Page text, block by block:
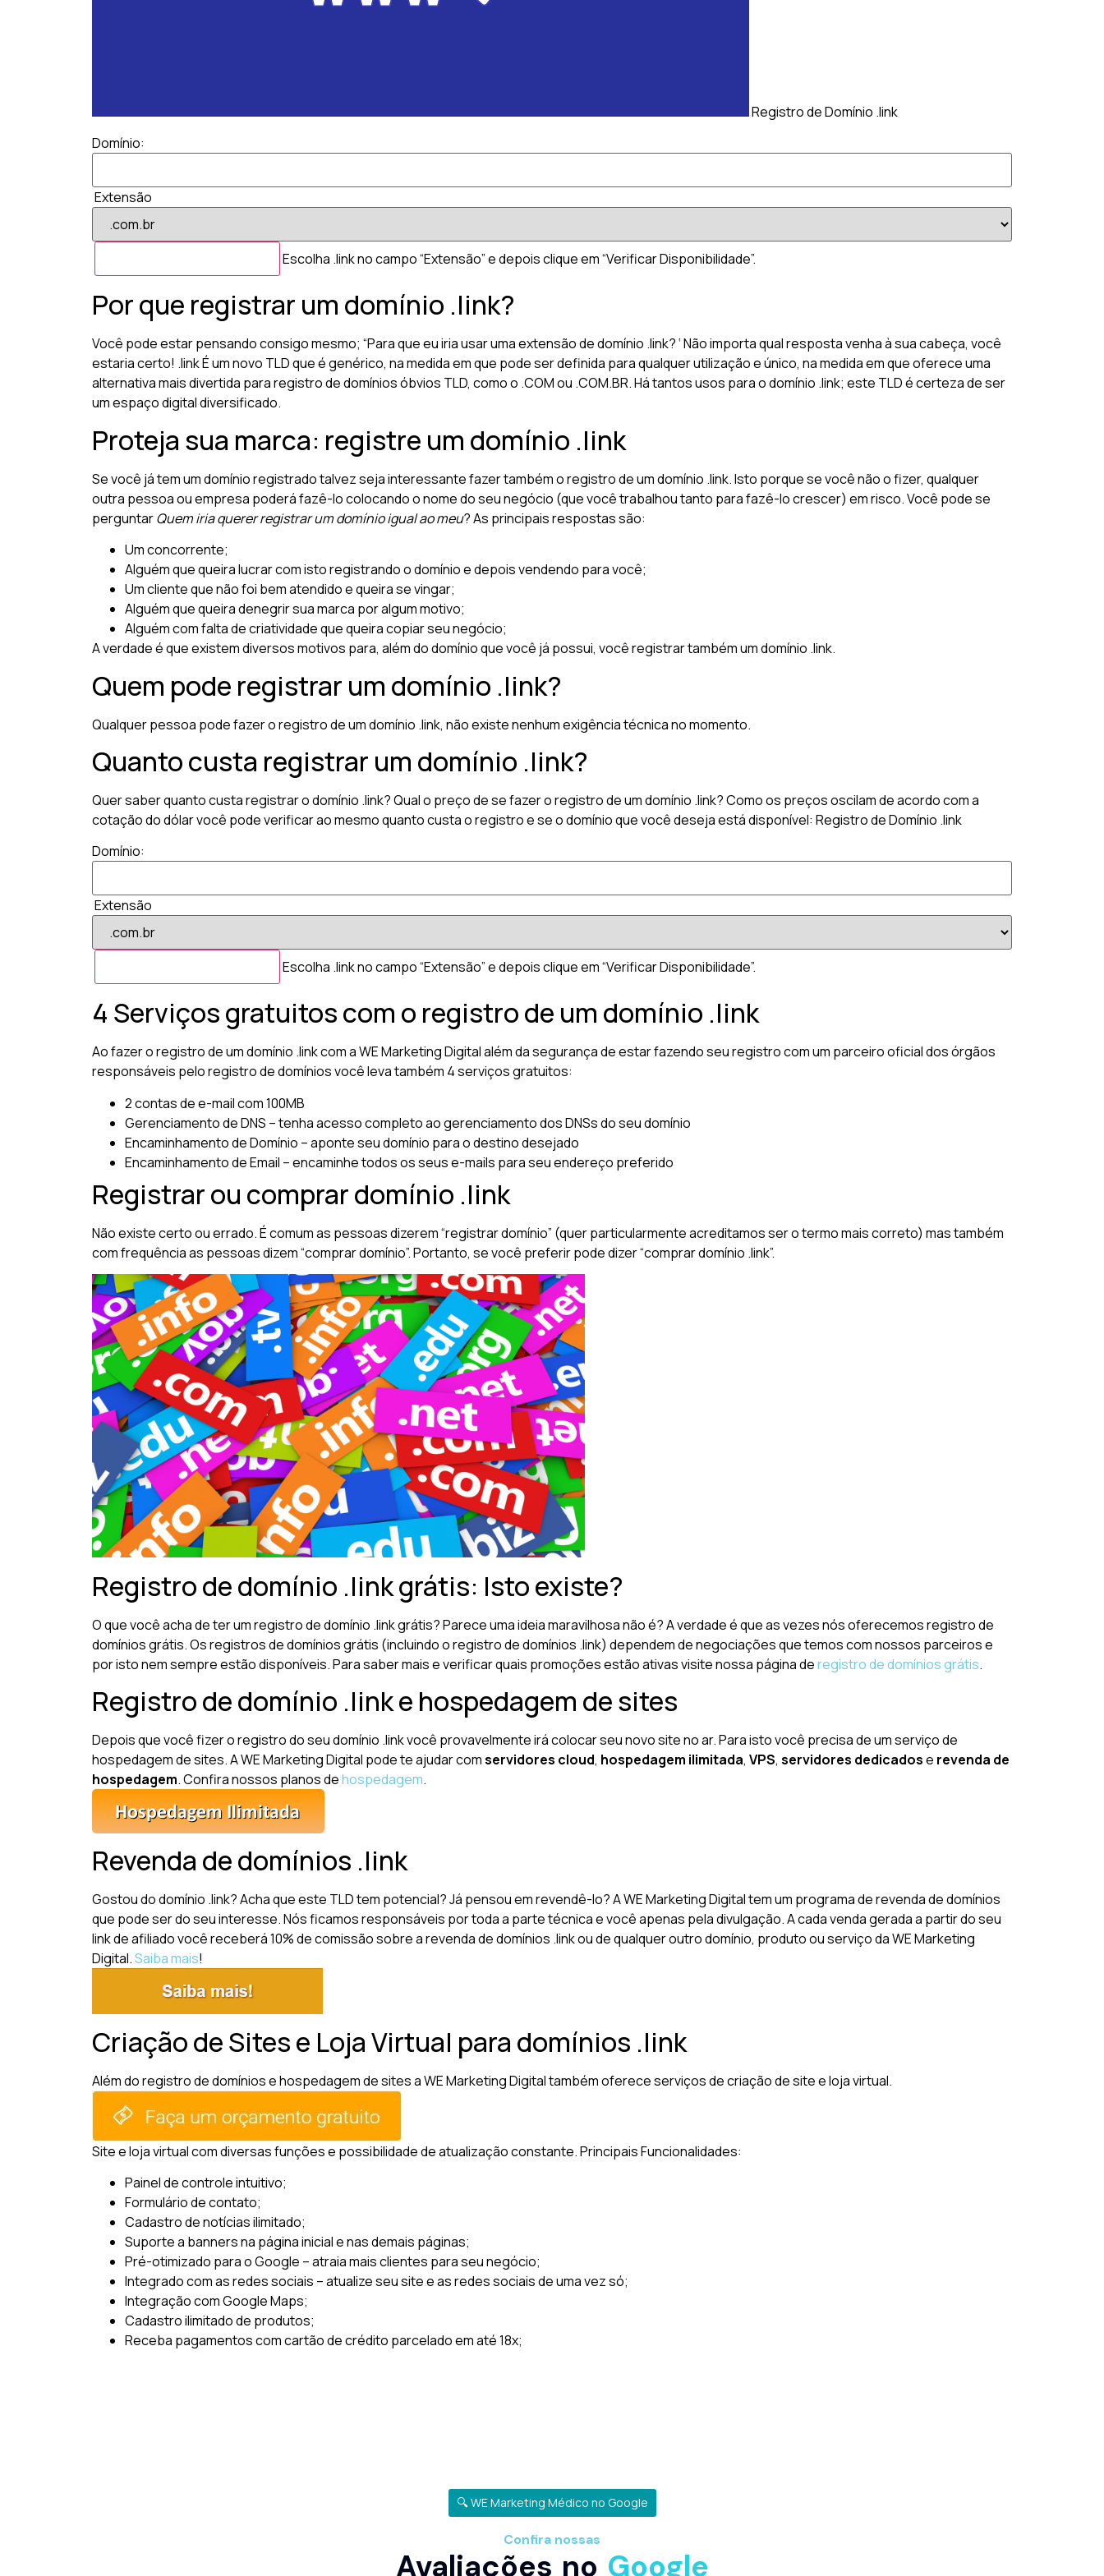
Registro de Domínio .link
Domínio:
Extensão
Escolha .link no campo “Extensão” e depois clique em “Verificar Disponibilidade”.
Por que registrar um domínio .link?
Você pode estar pensando consigo mesmo; “Para que eu iria usar uma extensão de domínio .link? ‘ Não importa qual resposta venha à sua cabeça, você
estaria certo! .link É um novo TLD que é genérico, na medida em que pode ser definida para qualquer utilização e único, na medida em que oferece uma
alternativa mais divertida para registro de domínios óbvios TLD, como o .COM ou .COM.BR. Há tantos usos para o domínio .link; este TLD é certeza de ser
um espaço digital diversificado.
Proteja sua marca: registre um domínio .link
Se você já tem um domínio registrado talvez seja interessante fazer também o registro de um domínio .link. Isto porque se você não o fizer, qualquer
outra pessoa ou empresa poderá fazê-lo colocando o nome do seu negócio (que você trabalhou tanto para fazê-lo crescer) em risco. Você pode se
perguntarQuem iria querer registrar um domínio igual ao meu? As principais respostas são:
Um concorrente;
Alguém que queira lucrar com isto registrando o domínio e depois vendendo para você;
Um cliente que não foi bem atendido e queira se vingar;
Alguém que queira denegrir sua marca por algum motivo;
Alguém com falta de criatividade que queira copiar seu negócio;
A verdade é que existem diversos motivos para, além do domínio que você já possui, você registrar também um domínio .link.
Quem pode registrar um domínio .link?
Qualquer pessoa pode fazer o registro de um domínio .link, não existe nenhum exigência técnica no momento.
Quanto custa registrar um domínio .link?
Quer saber quanto custa registrar o domínio .link? Qual o preço de se fazer o registro de um domínio .link? Como os preços oscilam de acordo com a
cotação do dólar você pode verificar ao mesmo quanto custa o registro e se o domínio que você deseja está disponível: Registro de Domínio .link
Domínio:
Extensão
Escolha .link no campo “Extensão” e depois clique em “Verificar Disponibilidade”.
4 Serviços gratuitos com o registro de um domínio .link
Ao fazer o registro de um domínio .link com a WE Marketing Digital além da segurança de estar fazendo seu registro com um parceiro oficial dos órgãos
responsáveis pelo registro de domínios você leva também 4 serviços gratuitos:
2 contas de e-mail com 100MB
Gerenciamento de DNS – tenha acesso completo ao gerenciamento dos DNSs do seu domínio
Encaminhamento de Domínio – aponte seu domínio para o destino desejado
Encaminhamento de Email – encaminhe todos os seus e-mails para seu endereço preferido
Registrar ou comprar domínio .link
Não existe certo ou errado. É comum as pessoas dizerem “registrar domínio” (quer particularmente acreditamos ser o termo mais correto) mas também
com frequência as pessoas dizem “comprar domínio”. Portanto, se você preferir pode dizer “comprar domínio .link”.
Registro de domínio .link grátis: Isto existe?
O que você acha de ter um registro de domínio .link grátis? Parece uma ideia maravilhosa não é? A verdade é que as vezes nós oferecemos registro de
domínios grátis. Os registros de domínios grátis (incluindo o registro de domínios .link) dependem de negociações que temos com nossos parceiros e
por isto nem sempre estão disponíveis. Para saber mais e verificar quais promoções estão ativas visite nossa página deregistro de domínios grátis.
Registro de domínio .link e hospedagem de sites
Depois que você fizer o registro do seu domínio .link você provavelmente irá colocar seu novo site no ar. Para isto você precisa de um serviço de
hospedagem de sites. A WE Marketing Digital pode te ajudar comservidores cloud, hospedagem ilimitada, VPS, servidores dedicadose revenda de
hospedagem. Confira nossos planos dehospedagem.
Revenda de domínios .link
Gostou do domínio .link? Acha que este TLD tem potencial? Já pensou em revendê-lo? A WE Marketing Digital tem um programa de revenda de domínios
que pode ser do seu interesse. Nós ficamos responsáveis por toda a parte técnica e você apenas pela divulgação. A cada venda gerada a partir do seu
link de afiliado você receberá 10% de comissão sobre a revenda de domínios .link ou de qualquer outro domínio, produto ou serviço da WE Marketing
Digital.Saiba mais!
Criação de Sites e Loja Virtual para domínios .link
Além do registro de domínios e hospedagem de sites a WE Marketing Digital também oferece serviços de criação de site e loja virtual.
Site e loja virtual com diversas funções e possibilidade de atualização constante.Principais Funcionalidades:
Painel de controle intuitivo;
Formulário de contato;
Cadastro de notícias ilimitado;
Suporte a banners na página inicial e nas demais páginas;
Pré-otimizado para o Google – atraia mais clientes para seu negócio;
Integrado com as redes sociais – atualize seu site e as redes sociais de uma vez só;
Integração com Google Maps;
Cadastro ilimitado de produtos;
Receba pagamentos com cartão de crédito parcelado em até 18x;
🔍 WE Marketing Médico no Google
Confira nossas
Avaliações no Google